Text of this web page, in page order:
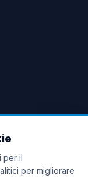
per il
per migliorare